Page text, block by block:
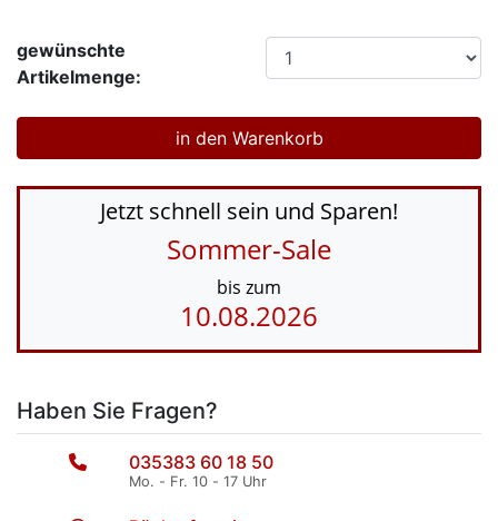
gewünschte
Artikelmenge:
Jetzt schnell sein und Sparen!
Sommer-Sale
bis zum
10.08.2026
Haben Sie Fragen?
035383 60 18 50
Mo. - Fr. 10 - 17 Uhr